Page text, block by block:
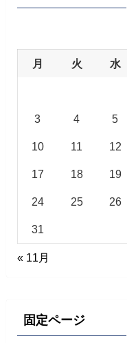
月 火 水
3 4 5
10 11 12
17 18 19
24 25 26
31
« 11月
固定ページ